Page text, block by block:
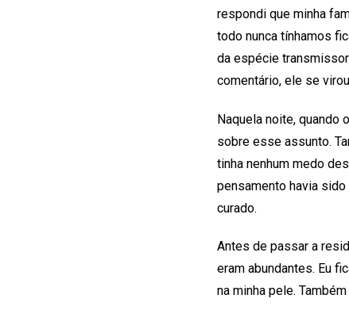
respondi que minha
todo nunca tínhamos
da espécie
comentário, ele se
Naquela noite, quando
sobre esse assunto.
tinha nenhum medo
pensamento havia
curado.
Antes de passar a
eram abundantes. Eu
na minha pele.